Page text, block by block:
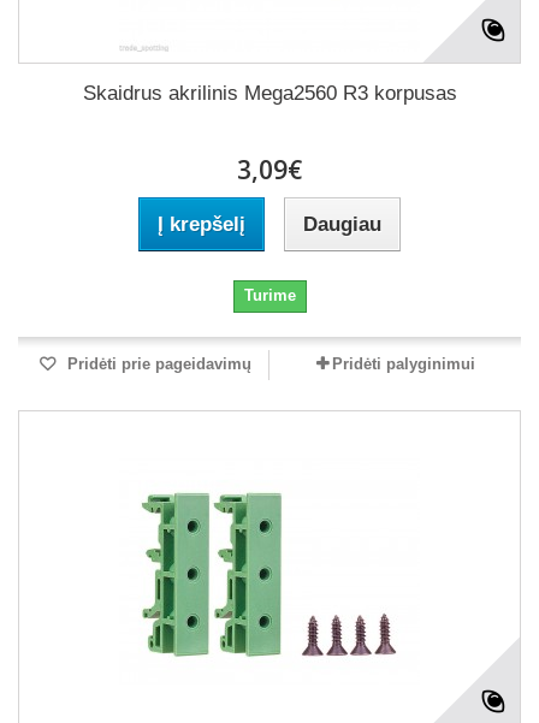
Skaidrus akrilinis Mega2560 R3 korpusas
3,09€
Į krepšelį Daugiau
Turime
Pridėti prie pageidavimų Pridėti palyginimui